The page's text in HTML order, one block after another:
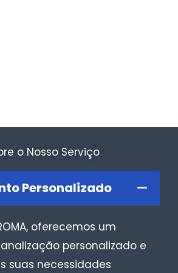
o Nosso Serviço
Personalizado
oferecemos um
personalizado e
suas necessidades